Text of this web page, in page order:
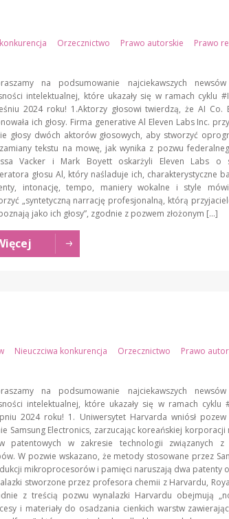
Orzecznictwo Prawo autorskie
Prawo
na podsumowanie najciekawszych
intelektualnej, które ukazały się w ramach cyklu
2024 roku! 1.Aktorzy głosowi twierdzą, że AI Co.
ich głosy. Firma generative Al Eleven Labs Inc.
głosy dwóch aktorów głosowych, aby stworzyć
tekstu na mowę, jak wynika z pozwu
Vacker i Mark Boyett oskarżyli Eleven Labs o
głosu Al, który naśladuje ich, charakterystyczne
intonację, tempo, maniery wokalne i style
„syntetyczną narrację profesjonalną, którą
jako ich głosy”, zgodnie z pozwem złożonym […]
Nieuczciwa konkurencja Orzecznictwo
Prawo
na podsumowanie najciekawszych
intelektualnej, które ukazały się w ramach cyklu
2024 roku! 1. Uniwersytet Harvarda wniósł pozew
Samsung Electronics, zarzucając koreańskiej korporacji
patentowych w zakresie technologii związanych z
W pozwie wskazano, że metody stosowane przez
mikroprocesorów i pamięci naruszają dwa patenty
stworzone przez profesora chemii z Harvardu,
z treścią pozwu wynalazki Harvardu obejmują
i materiały do osadzania cienkich warstw